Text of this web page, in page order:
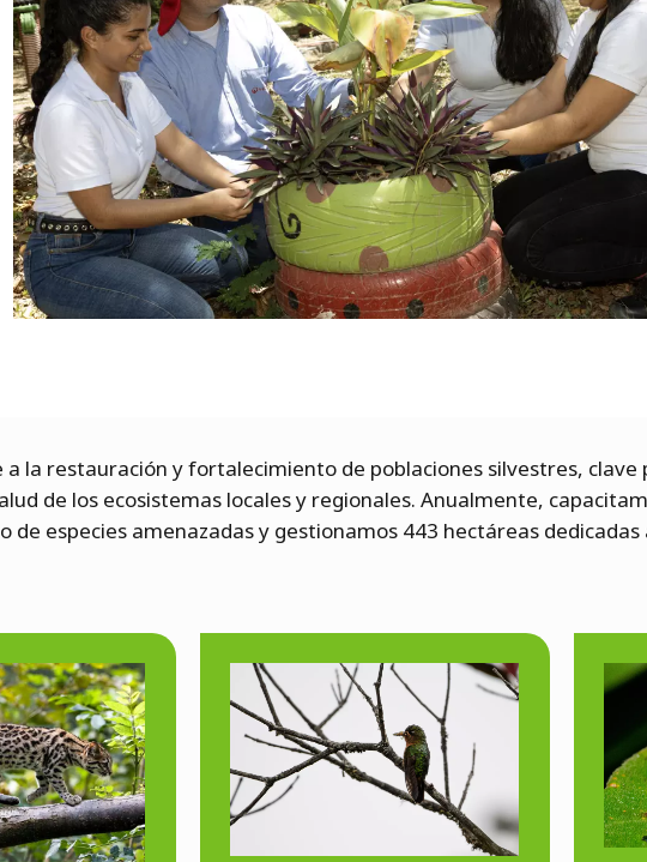
a la restauración y fortalecimiento de poblaciones silvestres,
de los ecosistemas locales y regionales. Anualmente,
de especies amenazadas y gestionamos 443 hectáreas dedicadas